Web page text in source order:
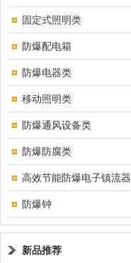
固定式照明类
防爆配电箱
防爆电器类
移动照明类
防爆通风设备类
防爆防腐类
高效节能防爆电子镇流器
防爆钟
新品推荐